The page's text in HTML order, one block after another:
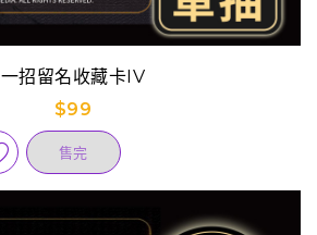
一招留名收藏卡IV
$99
售完